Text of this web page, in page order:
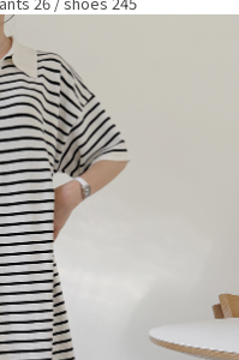
러
26 / shoes 245